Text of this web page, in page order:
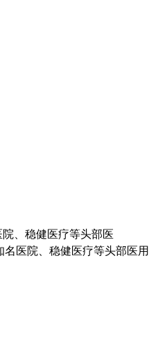
、稳健医疗等头部医
医院、稳健医疗等头部医用